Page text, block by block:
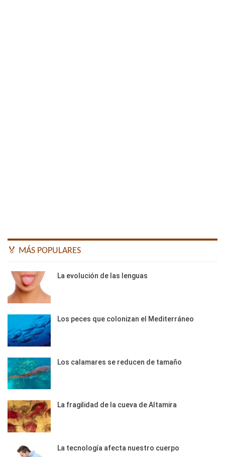
🏅 MÁS POPULARES
La evolución de las lenguas
Los peces que colonizan el Mediterráneo
Los calamares se reducen de tamaño
La fragilidad de la cueva de Altamira
La tecnología afecta nuestro cuerpo